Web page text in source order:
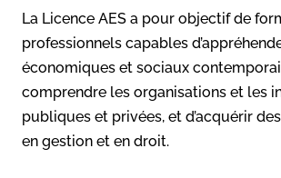
La Licence AES a pour objectif de
professionnels capables
économiques et sociaux
comprendre les organisations et les
publiques et privées, et d’acquérir
en gestion et en droit.